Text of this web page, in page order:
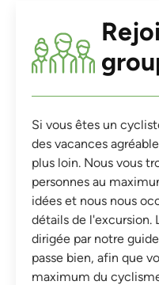
Si vous êtes un
des vacances
plus loin. Nous vous
personnes au
idées et nous nous
détails de l'excursion.
dirigée par notre
passe bien, afin que
maximum du